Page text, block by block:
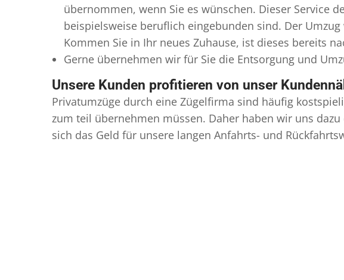
übernommen, wenn Sie es wünschen. Dieser Service
beispielsweise beruflich eingebunden sind. Der
Kommen Sie in Ihr neues Zuhause, ist dieses bereits
Gerne übernehmen wir für Sie die Entsorgung und
Unsere Kunden profitieren von unser
Privatumzüge durch eine Zügelfirma sind häufig
zum teil übernehmen müssen. Daher haben wir uns
sich das Geld für unsere langen Anfahrts- und